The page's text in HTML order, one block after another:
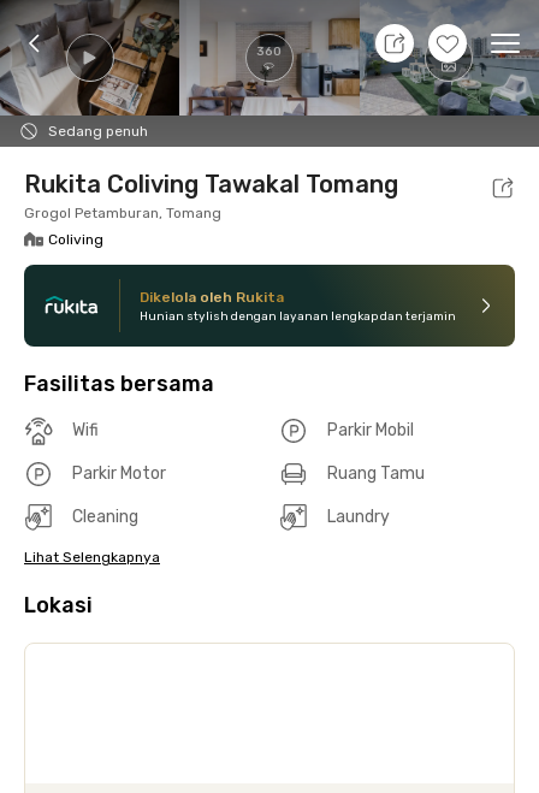
360 +17
Sedang penuh
8 Agt 26 - Belum tahu
Foto Fasilitas bersama Lokasi Kamar
Rukita Coliving Tawakal Tomang
Grogol Petamburan, Tomang
Coliving
Dikelola oleh Rukita
Hunian stylish dengan layanan lengkap dan terjamin
Fasilitas bersama
Wifi Parkir Mobil
Parkir Motor Ruang Tamu
Cleaning Laundry
Lihat Selengkapnya
Lokasi